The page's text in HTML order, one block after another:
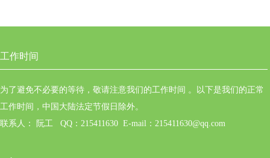
工作时间
为了避免不必要的等待，敬请注意我们的工作时间 。以下是我们的正常
工作时间，中国大陆法定节假日除外。
联系人： 阮工 QQ：215411630 E-mail：215411630@qq.com